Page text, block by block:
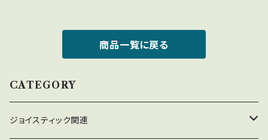
商品一覧に戻る
CATEGORY
ジョイスティック関連